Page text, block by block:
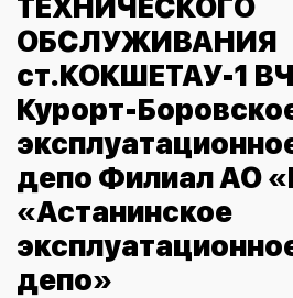
ТЕХНИЧЕСКОГО
ОБСЛУЖИВАНИЯ
ст.КОКШЕТАУ-1
Курорт-
депо Филиал АО
«Астанинское
депо»